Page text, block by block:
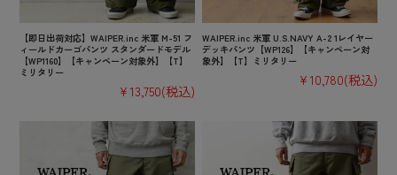
【即日出荷対応】WAIPER.inc 米軍 M-51 フ
ィールドカーゴパンツ スタンダードモデル
【WP1160】【キャンペーン対象外】【T】
ミリタリー
¥13,750(税込)
WAIPER.inc 米軍 U.S.NAVY A-2 1レイヤー
デッキパンツ【WP126】【キャンペーン対
象外】【T】ミリタリー
¥10,780(税込)